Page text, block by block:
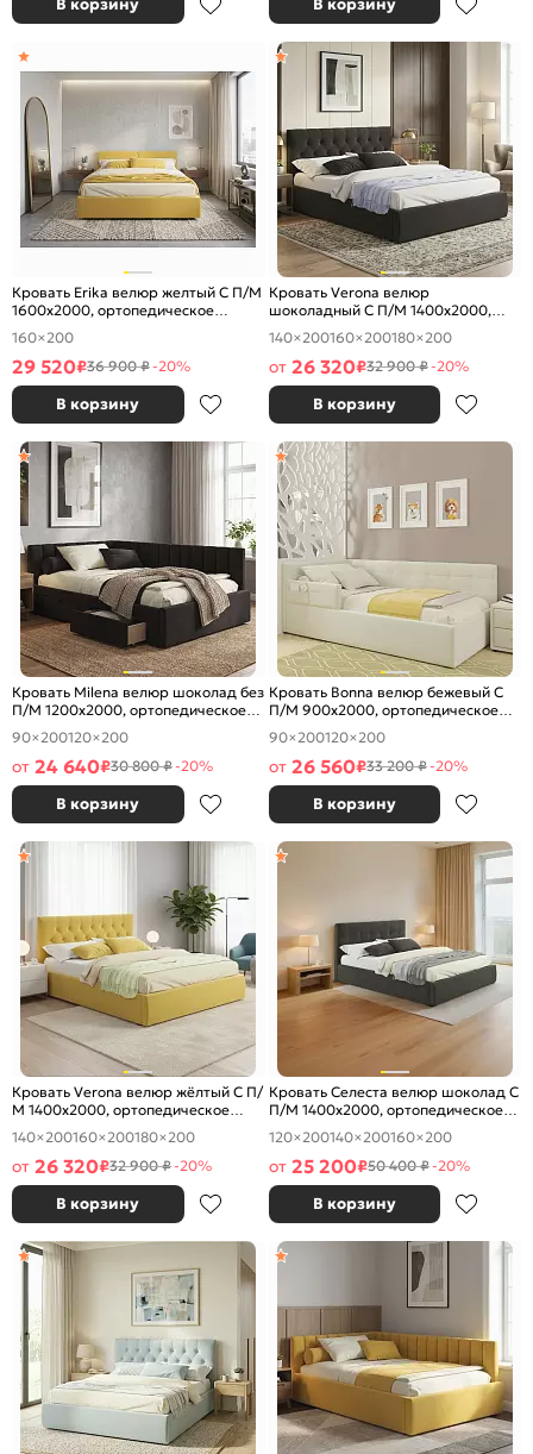
В корзину В корзину
Кровать Erika велюр желтый С П/М
1600x2000, ортопедическое
основание, изголовье мягкое
160×200
29 520₽36 900 ₽-20%
В корзину
Кровать Verona велюр
шоколадный С П/М 1400x2000,
ортопедическое основание,
изголовье мягкое
140×200160×200180×200
от 26 320₽32 900 ₽-20%
В корзину
Кровать Milena велюр шоколад без
П/М 1200x2000, ортопедическое
основание, изголовье мягкое
90×200120×200
от 24 640₽30 800 ₽-20%
В корзину
Кровать Bonna велюр бежевый С
П/М 900x2000, ортопедическое
основание, изголовье мягкое
90×200120×200
от 26 560₽33 200 ₽-20%
В корзину
Кровать Verona велюр жёлтый С П/
М 1400x2000, ортопедическое
основание, изголовье мягкое
140×200160×200180×200
от 26 320₽32 900 ₽-20%
В корзину
Кровать Селеста велюр шоколад С
П/М 1400x2000, ортопедическое
основание, изголовье мягкое
120×200140×200160×200
от 25 200₽50 400 ₽-20%
В корзину